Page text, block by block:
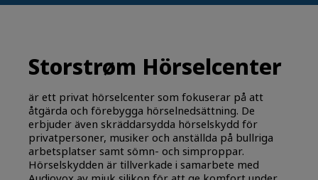
Storstrøm Hörselcenter
är ett privat hörselcenter som fokuserar på att
åtgärda och förebygga hörselnedsättning. De
erbjuder även skräddarsydda hörselskydd för
privatpersoner, musiker och anställda på bullriga
arbetsplatser samt sömn- och simproppar.
Hörselskydden är tillverkade i samarbete med